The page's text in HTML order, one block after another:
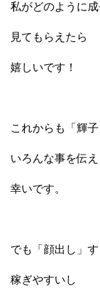
私がどのように
見てもらえたら
嬉しいです！
これからも「輝
いろんな事を伝
幸いです。
でも「顔出し」
稼ぎやすいし